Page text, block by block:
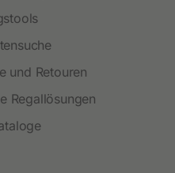
und Retouren
Regallösungen